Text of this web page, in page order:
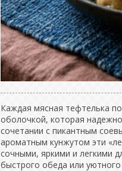
Каждая мясная тефтелька
оболочкой, которая
сочетании с пикантным
ароматным кунжутом эти
сочными, яркими и легкими
быстрого обеда или